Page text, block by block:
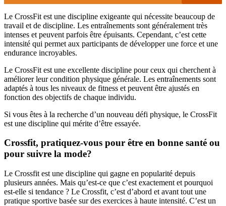
Le CrossFit est une discipline exigeante qui nécessite beaucoup de
travail et de discipline. Les entraînements sont généralement très
intenses et peuvent parfois être épuisants. Cependant, c’est cette
intensité qui permet aux participants de développer une force et une
endurance incroyables.
Le CrossFit est une excellente discipline pour ceux qui cherchent à
améliorer leur condition physique générale. Les entraînements sont
adaptés à tous les niveaux de fitness et peuvent être ajustés en
fonction des objectifs de chaque individu.
Si vous êtes à la recherche d’un nouveau défi physique, le CrossFit
est une discipline qui mérite d’être essayée.
Crossfit, pratiquez-vous pour être en bonne santé ou
pour suivre la mode?
Le Crossfit est une discipline qui gagne en popularité depuis
plusieurs années. Mais qu’est-ce que c’est exactement et pourquoi
est-elle si tendance ? Le Crossfit, c’est d’abord et avant tout une
pratique sportive basée sur des exercices à haute intensité. C’est un